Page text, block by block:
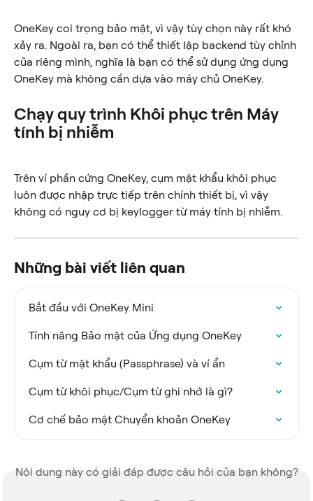
OneKey coi trọng bảo mật, vì vậy tùy chọn này rất khó
xảy ra. Ngoài ra, bạn có thể thiết lập backend tùy chỉnh
của riêng mình, nghĩa là bạn có thể sử dụng ứng dụng
OneKey mà không cần dựa vào máy chủ OneKey.
Chạy quy trình Khôi phục trên Máy
tính bị nhiễm
Trên ví phần cứng OneKey, cụm mật khẩu khôi phục
luôn được nhập trực tiếp trên chính thiết bị, vì vậy
không có nguy cơ bị keylogger từ máy tính bị nhiễm.
Những bài viết liên quan
Bắt đầu với OneKey Mini
Tính năng Bảo mật của Ứng dụng OneKey
Cụm từ mật khẩu (Passphrase) và ví ẩn
Cụm từ khôi phục/Cụm từ ghi nhớ là gì?
Cơ chế bảo mật Chuyển khoản OneKey
Nội dung này có giải đáp được câu hỏi của bạn không?